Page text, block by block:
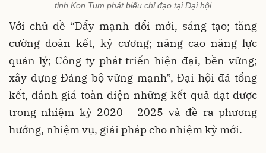
tỉnh Kon Tum phát biểu chỉ đạo tại Đại hội
Với chủ đề “Đẩy mạnh đổi mới, sáng tạo; tăng
cường đoàn kết, kỷ cương; nâng cao năng lực
quản lý; Công ty phát triển hiện đại, bền vững;
xây dựng Đảng bộ vững mạnh”, Đại hội đã tổng
kết, đánh giá toàn diện những kết quả đạt được
trong nhiệm kỳ 2020 - 2025 và đề ra phương
hướng, nhiệm vụ, giải pháp cho nhiệm kỳ mới.